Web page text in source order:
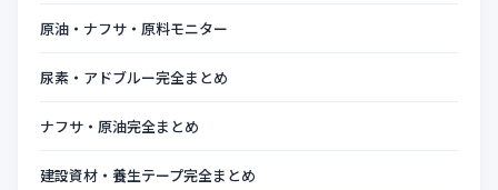
原油・ナフサ・原料モニター
尿素・アドブルー完全まとめ
ナフサ・原油完全まとめ
建設資材・養生テープ完全まとめ